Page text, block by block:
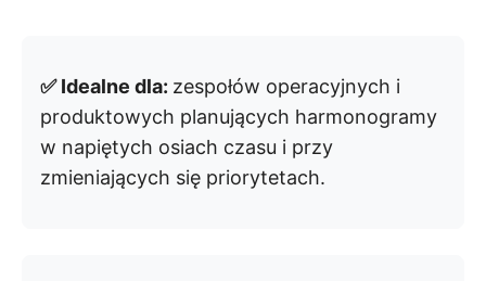
✅ Idealne dla: zespołów operacyjnych i
produktowych planujących harmonogramy
w napiętych osiach czasu i przy
zmieniających się priorytetach.